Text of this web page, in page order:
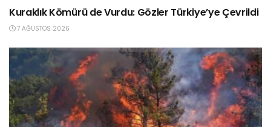
Kuraklık Kömürü de Vurdu: Gözler Türkiye’ye Çevrildi
7 AĞUSTOS 2026